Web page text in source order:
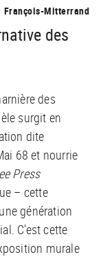
François-Mitterrand
des
des
surgit en
dite
68 et nourrie
Press
– cette
génération
C’est cette
murale